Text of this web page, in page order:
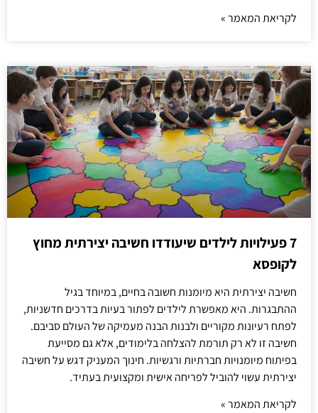
לקריאת המאמר »
7 פעילויות לילדים שיעודדו חשיבה יצירתית מחוץ
לקופסא
חשיבה יצירתית היא מיומנות חשובה בחיים, במיוחד בגיל
ההתבגרות. היא מאפשרת לילדים לפתור בעיות בדרכים חדשניות,
לפתח רעיונות מקוריים ולבנות הבנה מעמיקה של העולם סביבם.
חשיבה זו לא רק תורמת להצלחה בלימודים, אלא גם מסייעת
בפיתוח מיומנויות חברתיות ורגשיות. חינוך המעניק דגש על חשיבה
יצירתית עשוי להוביל לפריחה אישית ומקצועית בעתיד.
לקריאת המאמר »